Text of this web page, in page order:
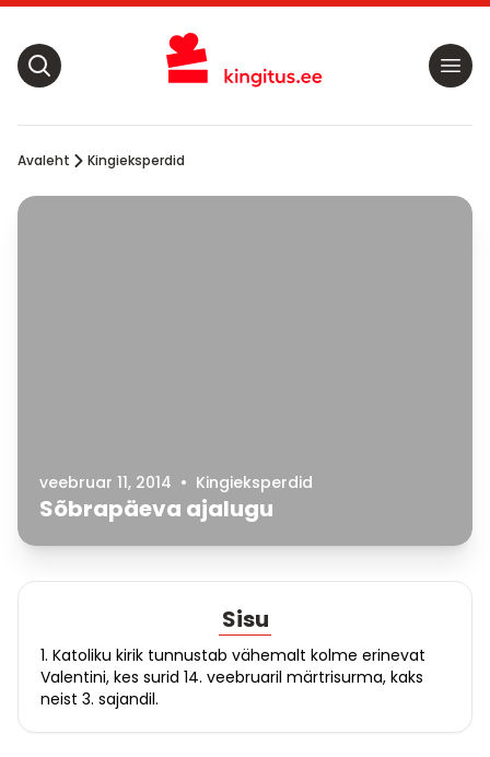
Avaleht Kingieksperdid
veebruar 11, 2014 • Kingieksperdid
Sõbrapäeva ajalugu
Sisu
1. Katoliku kirik tunnustab vähemalt kolme erinevat
Valentini, kes surid 14. veebruaril märtrisurma, kaks
neist 3. sajandil.